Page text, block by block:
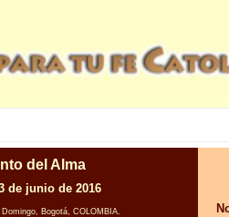
del Alma
de junio de 2016
Bogotá, COLOMBIA.